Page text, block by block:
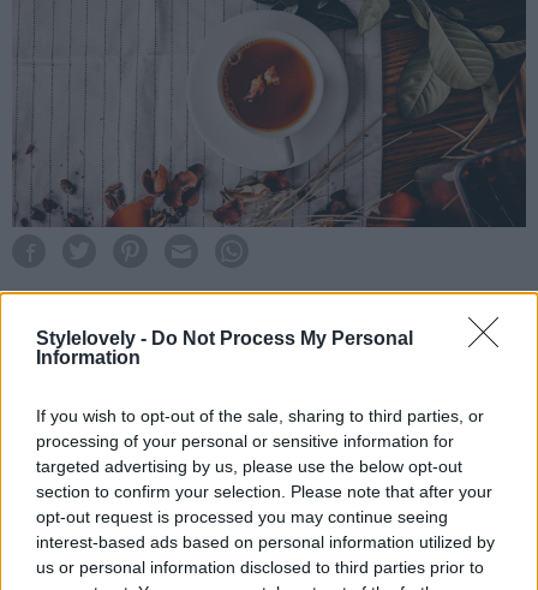
Stylelovely - Do Not Process My Personal
Information
If you wish to opt-out of the sale, sharing to third parties, or
processing of your personal or sensitive information for
targeted advertising by us, please use the below opt-out
section to confirm your selection. Please note that after your
opt-out request is processed you may continue seeing
interest-based ads based on personal information utilized by
us or personal information disclosed to third parties prior to
¿Qué pasaría si, en vez de hacer cinco digestiones al día,
optáramos por un ayuno intermitente? Esta es una de las
dentro del mundo de la salud y la nutrición. Como toda
pregunta planteada, esta sobre el ayuno intermitente genera
debate y confrontación de opiniones muy diferentes. Como
debe ser, antes de seguir cualquier tipo de «dieta» o conducta
alimenticia, debes consultar a los expertos pero, aún así,
queremos contarte todo lo que sabemos (de la mano de ellos,